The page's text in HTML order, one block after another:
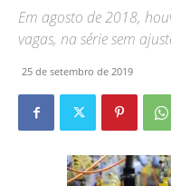
Em agosto de 2018,
vagas, na série sem
25 de setembro de 2019